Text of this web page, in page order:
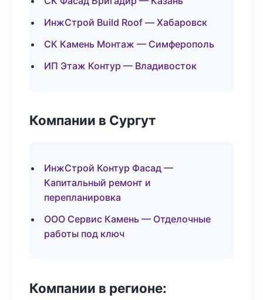
ИнжСтрой Build Roof — Хабаровск
СК Камень Монтаж — Симферополь
ИП Этаж Контур — Владивосток
Компании в Сургут
ИнжСтрой Контур Фасад —
Капитальный ремонт и
перепланировка
ООО Сервис Камень — Отделочные
работы под ключ
Компании в регионе: